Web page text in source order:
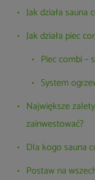
Jak działa sauna
Jak działa piec
Piec combi –
System
Największe
zainwestować?
Dla kogo sauna
Postaw na